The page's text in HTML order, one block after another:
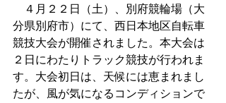
４月２２日（土）、別府競輪場（大
分県別府市）にて、西日本地区自転車
競技大会が開催されました。本大会は
２日にわたりトラック競技が行われま
す。大会初日は、天候には恵まれまし
たが、風が気になるコンディションで